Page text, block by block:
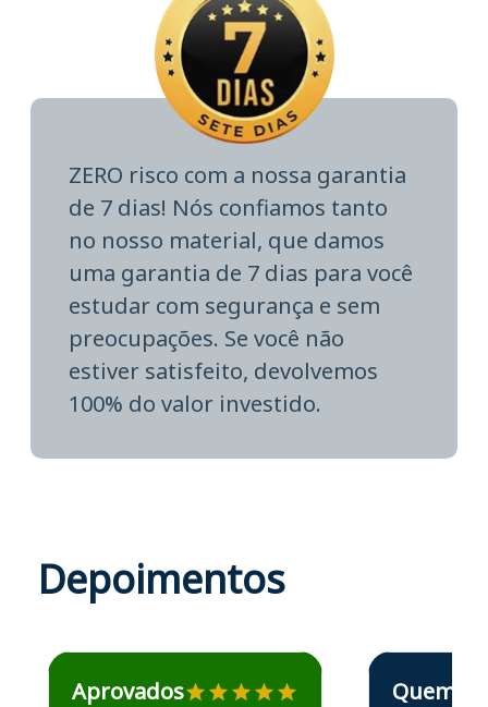
ZERO risco com a nossa garantia
de 7 dias! Nós confiamos tanto
no nosso material, que damos
uma garantia de 7 dias para você
estudar com segurança e sem
preocupações. Se você não
estiver satisfeito, devolvemos
100% do valor investido.
Depoimentos
Estudante José recomenda o Aprova Concursos em
Aprovados
Estudante Elais
Quem